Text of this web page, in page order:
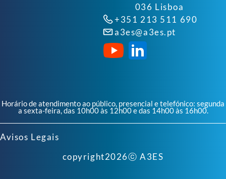
036 Lisboa
+351 213 511 690
a3es@a3es.pt
Horário de atendimento ao público, presencial e telefónico: segunda
a sexta-feira, das 10h00 às 12h00 e das 14h00 às 16h00.
Avisos Legais
copyright2026ⓒ A3ES